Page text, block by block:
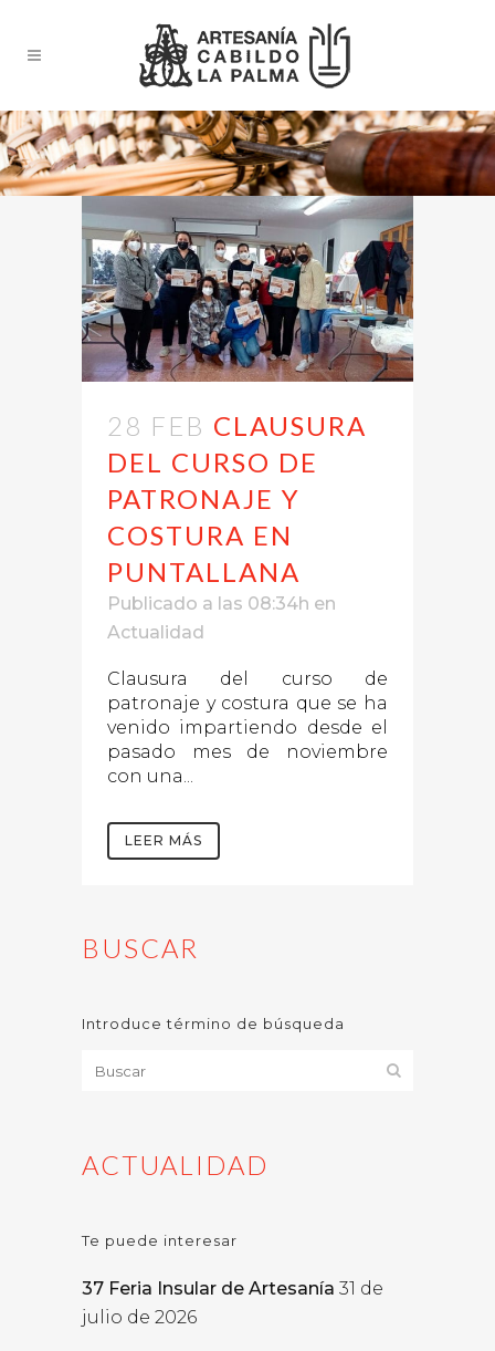
28 FEB CLAUSURA
DEL CURSO DE
PATRONAJE Y
COSTURA EN
PUNTALLANA
Publicado a las 08:34h en
Actualidad
Clausura del curso de
patronaje y costura que se ha
venido impartiendo desde el
pasado mes de noviembre
con una...
LEER MÁS
BUSCAR
Introduce término de búsqueda
ACTUALIDAD
Te puede interesar
37 Feria Insular de Artesanía 31 de
julio de 2026